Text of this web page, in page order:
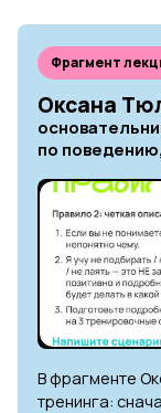
Фрагмент
Оксана
по
В фрагменте
тренинга: